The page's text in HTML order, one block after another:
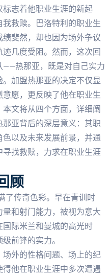
志着他职业生涯的新起
救赎。巴洛特利的职业生
斐然，却也因为场外争议
几度受阻。然而，这次回
——热那亚，既是对自己实力
加盟热那亚的决定不仅显
愿，更反映了他在职业生
文将从四个方面，详细阐
亚背后的深层意义：其职
以及未来发展前景，并通
找救赎，力求在职业生涯
顾
了传奇色彩。早在青训时
和射门能力，被视为意大
际米兰和曼城的高光时
前锋的实力。
外的性格问题、场上的纪
他在职业生涯中多次遭遇